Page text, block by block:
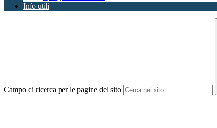
Info utili
Campo di ricerca per le pagine del sito